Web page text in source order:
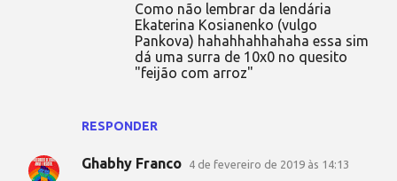
RESPONDER
Como não lembrar da lendária
Ekaterina Kosianenko (vulgo
Pankova) hahahhahhahaha essa sim
dá uma surra de 10x0 no quesito
"feijão com arroz"
Ghabhy Franco 4 de fevereiro de 2019 às 14:13